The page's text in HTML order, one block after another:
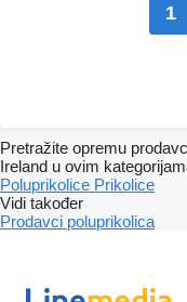
1
Pretražite opremu
Ireland u ovim
Poluprikolice Prikolice
Vidi također
Prodavci poluprikolica